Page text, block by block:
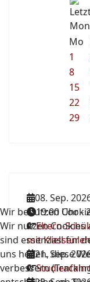
Mo
1
8
15
22
29
08. Sep.
19:00 Uhr-
Eltern-
mit
21. Sep.
Wir benutzen
Wir nutzen Cookies
sind essenziell für
uns helfen, diese
verbessern